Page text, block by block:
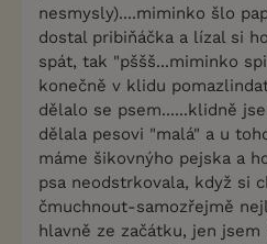
nesmysly)....miminko šlo
dostal pribiňáčka a lízal si
spát, tak "pššš...miminko
konečně v klidu
dělalo se psem......klidně
dělala pesovi "malá" a u
máme šikovnýho pejska a
psa neodstrkovala, když si
čmuchnout-samozřejmě
hlavně ze začátku, jen